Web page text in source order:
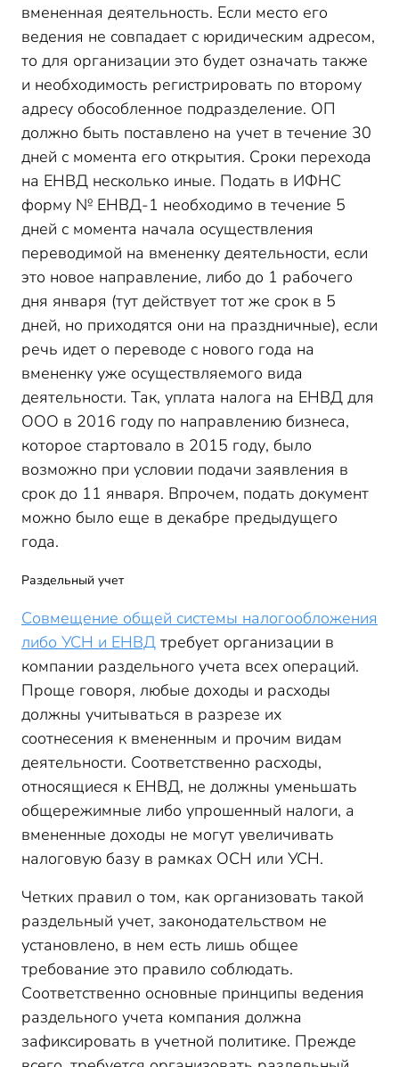
вмененная деятельность. Если место его
ведения не совпадает с юридическим адресом,
то для организации это будет означать также
и необходимость регистрировать по второму
адресу обособленное подразделение. ОП
должно быть поставлено на учет в течение 30
дней с момента его открытия. Сроки перехода
на ЕНВД несколько иные. Подать в ИФНС
форму № ЕНВД-1 необходимо в течение 5
дней с момента начала осуществления
переводимой на вмененку деятельности, если
это новое направление, либо до 1 рабочего
дня января (тут действует тот же срок в 5
дней, но приходятся они на праздничные), если
речь идет о переводе с нового года на
вмененку уже осуществляемого вида
деятельности. Так, уплата налога на ЕНВД для
ООО в 2016 году по направлению бизнеса,
которое стартовало в 2015 году, было
возможно при условии подачи заявления в
срок до 11 января. Впрочем, подать документ
можно было еще в декабре предыдущего
года.
Раздельный учет
Совмещение общей системы налогообложения
либо УСН и ЕНВД требует организации в
компании раздельного учета всех операций.
Проще говоря, любые доходы и расходы
должны учитываться в разрезе их
соотнесения к вмененным и прочим видам
деятельности. Соответственно расходы,
относящиеся к ЕНВД, не должны уменьшать
общережимные либо упрошенный налоги, а
вмененные доходы не могут увеличивать
налоговую базу в рамках ОСН или УСН.
Четких правил о том, как организовать такой
раздельный учет, законодательством не
установлено, в нем есть лишь общее
требование это правило соблюдать.
Соответственно основные принципы ведения
раздельного учета компания должна
зафиксировать в учетной политике. Прежде